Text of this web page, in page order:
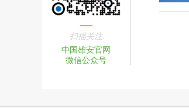
扫描关注
中国雄安官网
微信公众号